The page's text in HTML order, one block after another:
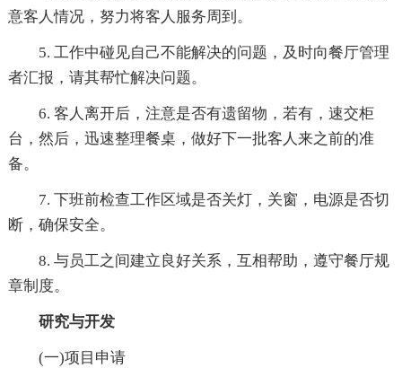
意客人情况，努力将客人服务周到。
5. 工作中碰见自己不能解决的问题，及时向餐厅管理
者汇报，请其帮忙解决问题。
6. 客人离开后，注意是否有遗留物，若有，速交柜
台，然后，迅速整理餐桌，做好下一批客人来之前的准
备。
7. 下班前检查工作区域是否关灯，关窗，电源是否切
断，确保安全。
8. 与员工之间建立良好关系，互相帮助，遵守餐厅规
章制度。
研究与开发
(一)项目申请